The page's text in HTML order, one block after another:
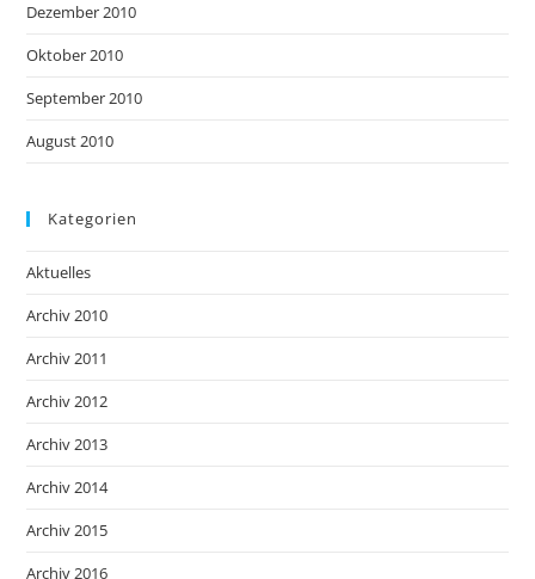
Dezember 2010
Oktober 2010
September 2010
August 2010
Kategorien
Aktuelles
Archiv 2010
Archiv 2011
Archiv 2012
Archiv 2013
Archiv 2014
Archiv 2015
Archiv 2016